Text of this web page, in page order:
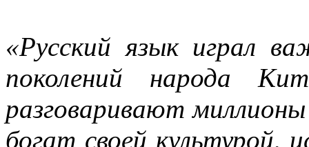
«Русский язык играл
поколений народа
разговаривают
богат своей культурой,